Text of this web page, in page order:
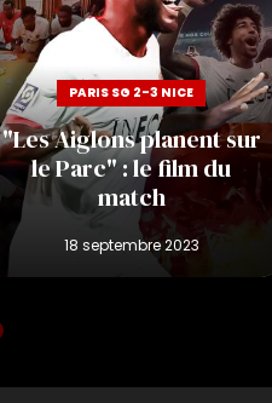
PARIS SG 2-3 NICE
"Les Aiglons planent sur
le Parc" : le film du
match